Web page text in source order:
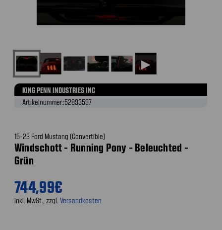
▶
KING PENN INDUSTRIES INC
Artikelnummer.:52893597
15-23 Ford Mustang (Convertible)
Windschott - Running Pony - Beleuchted -
Grün
744,99€
inkl. MwSt., zzgl. Versandkosten